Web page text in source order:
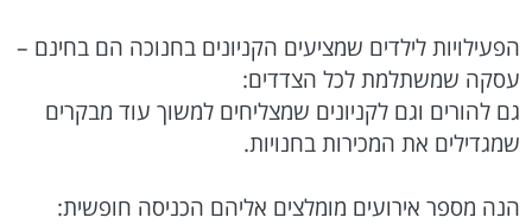
הפעילויות לילדים שמציעים הקניונים בחנוכה הם בחינם –
עסקה שמשתלמת לכל הצדדים:
גם להורים וגם לקניונים שמצליחים למשוך עוד מבקרים
שמגדילים את המכירות בחנויות.
הנה מספר אירועים מומלצים אליהם הכניסה חופשית: